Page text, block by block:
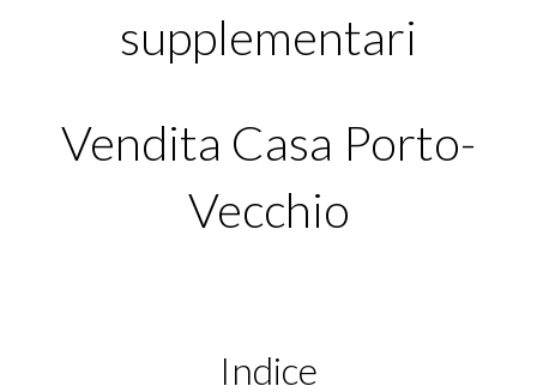
supplementari
Vendita Casa Porto-
Vecchio
Indice